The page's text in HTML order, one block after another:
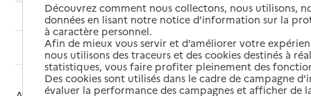
Sommaire
Découvrez comment nous collectons, nous utilisons,
données en lisant notre notice d’information sur la
à caractère personnel.
Afin de mieux vous servir et d’améliorer votre
nous utilisons des traceurs et des cookies destinés à
statistiques, vous faire profiter pleinement des
Des cookies sont utilisés dans le cadre de campagne
évaluer la performance des campagnes et afficher de